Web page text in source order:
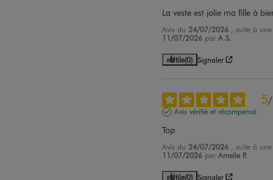
La veste est jolie ma fille à
Avis du 24/07/2026
, suite à
11/07/2026 parA.S.
Utile(0) Signaler
5/
Avis vérifié et récompensé
Top
Avis du 24/07/2026
, suite à
11/07/2026 parAmelie P.
Utile(0) Signaler